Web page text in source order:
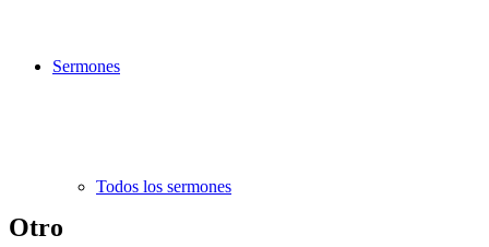
Sermones
Todos los sermones
Otro